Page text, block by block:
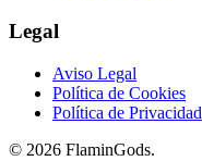
Legal
Aviso Legal
Política de Cookies
Política de Privacidad
© 2026 FlaminGods.